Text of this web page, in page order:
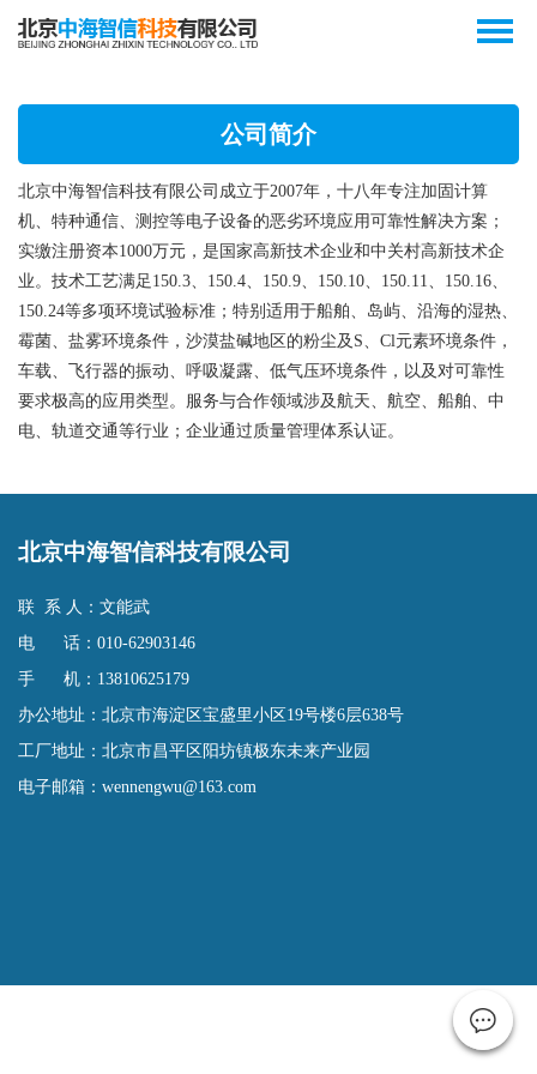
公司简介
北京中海智信科技有限公司成立于2007年，十八年专注加固计算
机、特种通信、测控等电子设备的恶劣环境应用可靠性解决方案；
实缴注册资本1000万元，是国家高新技术企业和中关村高新技术企
业。技术工艺满足 150.3、150.4、 150.9、150.10、150.11、 150.16、
150.24等多项环境试验标准；特别适用于船舶、岛屿、沿海的湿热、
霉菌、盐雾环境条件， 沙漠盐碱地区的粉尘及S、Cl元素环境条件，
车载、飞行器的振动、 呼吸凝露、低气压环境条件，以及对可靠性
要求极高的应用类型。 服务与合作领域涉及航天、航空、船舶、中
电、轨道交通等行业；企业通过质量管理体系认证。
北京中海智信科技有限公司
联 系 人：文能武
电 话：010-62903146
手 机：13810625179
办公地址：北京市海淀区宝盛里小区19号楼6层638号
工厂地址：北京市昌平区阳坊镇极东未来产业园
电子邮箱：wennengwu@163.com